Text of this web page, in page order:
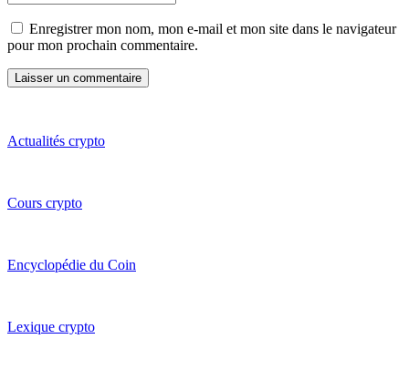
Enregistrer mon nom, mon e-mail et mon site dans le navigateur
pour mon prochain commentaire.
Actualités crypto
Cours crypto
Encyclopédie du Coin
Lexique crypto